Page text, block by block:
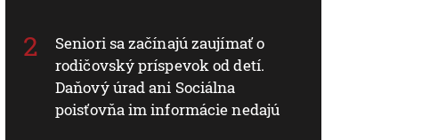
Seniori sa začínajú zaujímať o
rodičovský príspevok od detí.
Daňový úrad ani Sociálna
poisťovňa im informácie nedajú